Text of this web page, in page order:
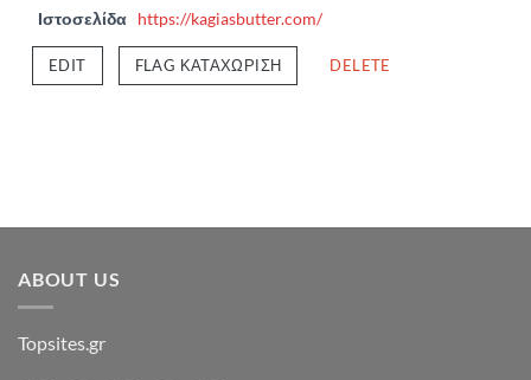
Ιστοσελίδα https://kagiasbutter.com/
EDIT FLAG ΚΑΤΑΧΏΡΙΣΗ DELETE
ABOUT US
Topsites.gr